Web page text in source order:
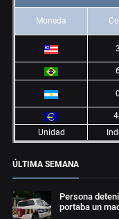
Moneda
Unidad
ÚLTIMA SEMANA
Persona
portaba un